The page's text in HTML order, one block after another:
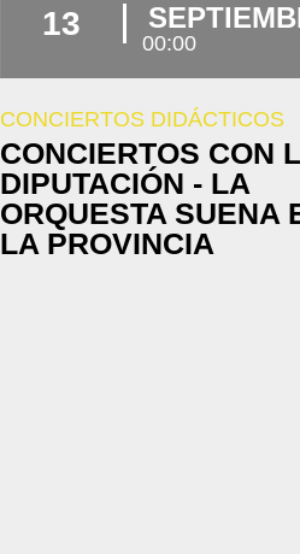
13
00:00
CONCIERTOS DIDÁCTICOS
CONCIERTOS CON
DIPUTACIÓN - LA
ORQUESTA SUENA
LA PROVINCIA